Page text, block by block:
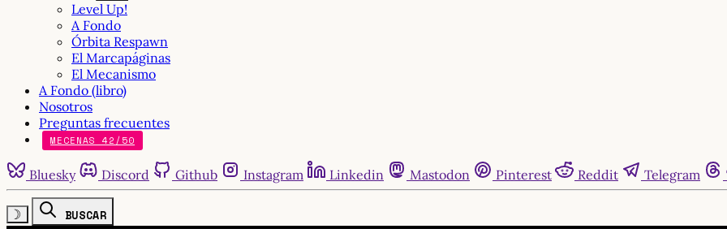
Level Up!
A Fondo
Órbita Respawn
El Marcapáginas
El Mecanismo
A Fondo (libro)
Nosotros
Preguntas frecuentes
MECENAS 42/50
Bluesky Discord Github Instagram Linkedin Mastodon Pinterest Reddit Telegram
☽
BUSCAR